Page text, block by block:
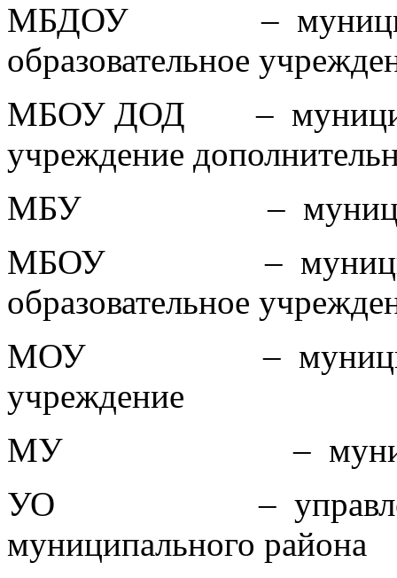
МБДОУ –
образовательное
МБОУ ДОД –
учреждение
МБУ –
МБОУ –
образовательное
МОУ –
учреждение
МУ –
УО – управление
муниципального района